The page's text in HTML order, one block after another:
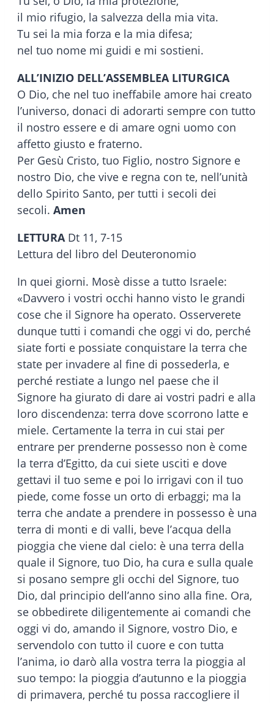
il mio rifugio, la salvezza della mia vita.
Tu sei la mia forza e la mia difesa;
nel tuo nome mi guidi e mi sostieni.
ALL’INIZIO DELL’ASSEMBLEA LITURGICA
O Dio, che nel tuo ineffabile amore hai creato
l’universo, donaci di adorarti sempre con tutto
il nostro essere e di amare ogni uomo con
affetto giusto e fraterno.
Per Gesù Cristo, tuo Figlio, nostro Signore e
nostro Dio, che vive e regna con te, nell’unità
dello Spirito Santo, per tutti i secoli dei
secoli. Amen
LETTURADt 11, 7-15
Lettura del libro del Deuteronomio
In quei giorni. Mosè disse a tutto Israele:
«Davvero i vostri occhi hanno visto le grandi
cose che il Signore ha operato. Osserverete
dunque tutti i comandi che oggi vi do, perché
siate forti e possiate conquistare la terra che
state per invadere al fine di possederla, e
perché restiate a lungo nel paese che il
Signore ha giurato di dare ai vostri padri e alla
loro discendenza: terra dove scorrono latte e
miele. Certamente la terra in cui stai per
entrare per prenderne possesso non è come
la terra d’Egitto, da cui siete usciti e dove
gettavi il tuo seme e poi lo irrigavi con il tuo
piede, come fosse un orto di erbaggi; ma la
terra che andate a prendere in possesso è una
terra di monti e di valli, beve l’acqua della
pioggia che viene dal cielo: è una terra della
quale il Signore, tuo Dio, ha cura e sulla quale
si posano sempre gli occhi del Signore, tuo
Dio, dal principio dell’anno sino alla fine. Ora,
se obbedirete diligentemente ai comandi che
oggi vi do, amando il Signore, vostro Dio, e
servendolo con tutto il cuore e con tutta
l’anima, io darò alla vostra terra la pioggia al
suo tempo: la pioggia d’autunno e la pioggia
di primavera, perché tu possa raccogliere il